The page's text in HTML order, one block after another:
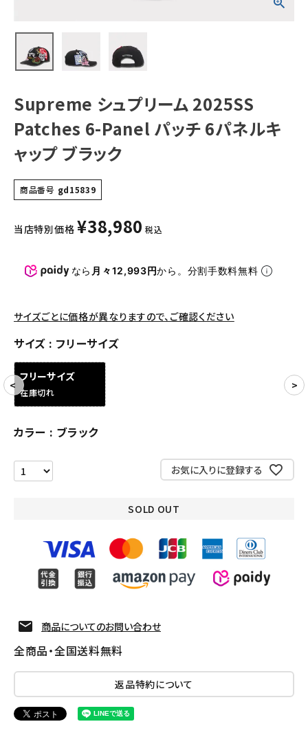
Tシャツ・ロングスリーブ
パーカー・トレーナー
キャップ・ハット
ニット帽・ビーニー
その他バッグ類
スニーカー・ブーツ
COLLABORATION BRAND
SEASON
CONTENTS
ようこそ ゲスト 様
meeting_room ログイン
Supreme シュプリーム 2025SS
Patches 6-Panel パッチ 6パネルキ
ャップ ブラック
商品番号 gd15839
当店特別価格 ¥38,980 税込
なら 月々12,993円から。分割手数料無料
サイズごとに価格が異なりますので、ご確認ください
サイズ フリーサイズ
フリーサイズ
在庫切れ
カラー ブラック
お気に入りに登録する
SOLD OUT
商品についてのお問い合わせ
全商品・全国送料無料
返品特約について